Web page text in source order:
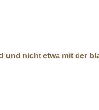
nicht etwa mit der